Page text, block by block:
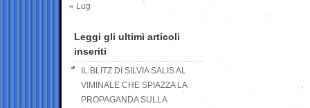
« Lug
Leggi gli ultimi articoli
inseriti
IL BLITZ DI SILVIA SALIS AL
VIMINALE CHE SPIAZZA LA
PROPAGANDA SULLA